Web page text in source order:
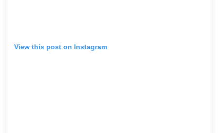
View this post on Instagram